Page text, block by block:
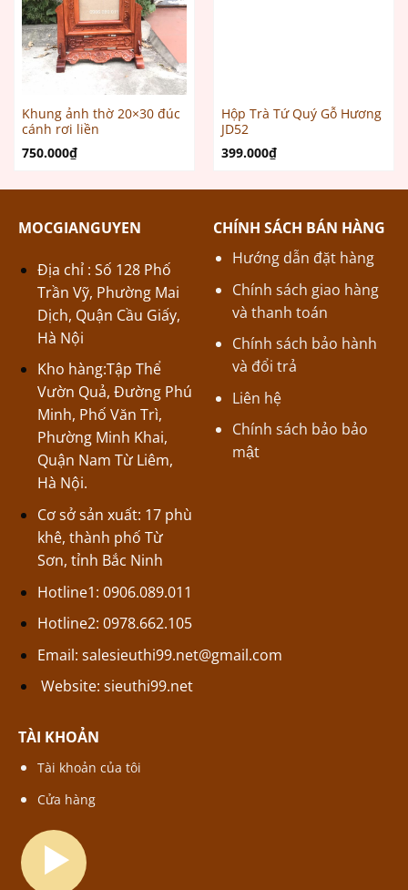
Khung ảnh thờ 20×30 đúc
cánh rơi liền
750.000₫
Hộp Trà Tứ Quý Gỗ Hương
JD52
399.000₫
MOCGIANGUYEN
Địa chỉ : Số 128 Phố
Trần Vỹ, Phường Mai
Dịch, Quận Cầu Giấy,
Hà Nội
Kho hàng:Tập Thể
Vườn Quả, Đường Phú
Minh, Phố Văn Trì,
Phường Minh Khai,
Quận Nam Từ Liêm,
Hà Nội.
Cơ sở sản xuất: 17 phù
khê, thành phố Từ
Sơn, tỉnh Bắc Ninh
Hotline1: 0906.089.011
Hotline2: 0978.662.105
Email: salesieuthi99.net@gmail.com
Website: sieuthi99.net
CHÍNH SÁCH BÁN HÀNG
Hướng dẫn đặt hàng
Chính sách giao hàng
và thanh toán
Chính sách bảo hành
và đổi trả
Liên hệ
Chính sách bảo bảo
mật
TÀI KHOẢN
Tài khoản của tôi
Cửa hàng